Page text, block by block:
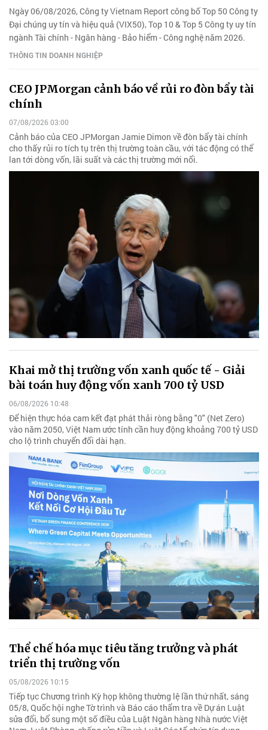
Ngày 06/08/2026, Công ty Vietnam Report công bố Top 50 Công ty
Đại chúng uy tín và hiệu quả (VIX50), Top 10 & Top 5 Công ty uy tín
ngành Tài chính - Ngân hàng - Bảo hiểm - Công nghệ năm 2026.
THÔNG TIN DOANH NGHIỆP
CEO JPMorgan cảnh báo về rủi ro đòn bẩy tài
chính
07/08/2026 03:00
Cảnh báo của CEO JPMorgan Jamie Dimon về đòn bẩy tài chính
cho thấy rủi ro tích tụ trên thị trường toàn cầu, với tác động có thể
lan tới dòng vốn, lãi suất và các thị trường mới nổi.
Khai mở thị trường vốn xanh quốc tế - Giải
bài toán huy động vốn xanh 700 tỷ USD
06/08/2026 10:48
Để hiện thực hóa cam kết đạt phát thải ròng bằng "0" (Net Zero)
vào năm 2050, Việt Nam ước tính cần huy động khoảng 700 tỷ USD
cho lộ trình chuyển đổi dài hạn.
Thể chế hóa mục tiêu tăng trưởng và phát
triển thị trường vốn
05/08/2026 10:15
Tiếp tục Chương trình Kỳ họp không thường lệ lần thứ nhất, sáng
05/8, Quốc hội nghe Tờ trình và Báo cáo thẩm tra về Dự án Luật
sửa đổi, bổ sung một số điều của Luật Ngân hàng Nhà nước Việt